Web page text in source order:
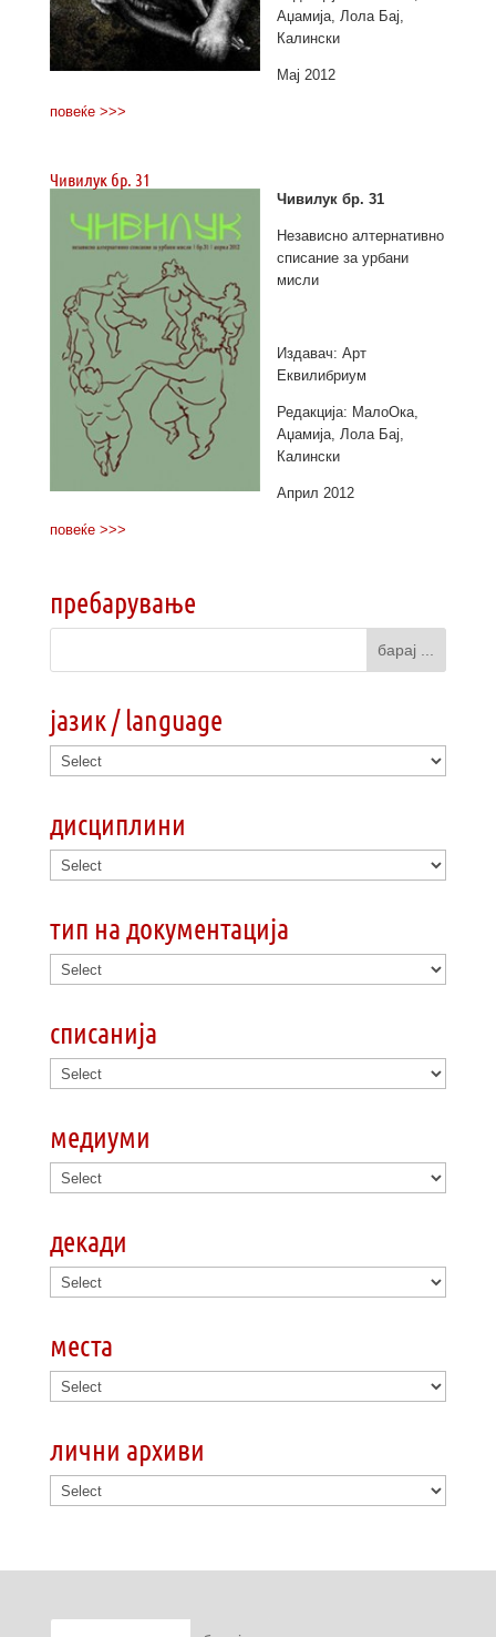
Аџамија, Лола Бај,
Калински
Мај 2012
повеќе >>>
Чивилук бр. 31
Чивилук бр. 31
Независно алтернативно
списание за урбани
мисли
Издавач: Арт
Еквилибриум
Редакција: МалоОка,
Аџамија, Лола Бај,
Калински
Април 2012
повеќе >>>
пребарување
јазик / language
дисциплини
тип на документација
списанија
медиуми
декади
места
лични архиви